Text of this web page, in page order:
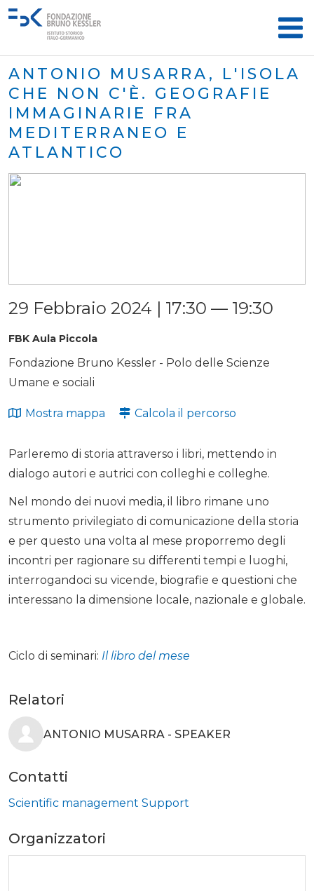
ANTONIO MUSARRA, L'ISOLA
CHE NON C'È. GEOGRAFIE
IMMAGINARIE FRA
MEDITERRANEO E
ATLANTICO
29 Febbraio 2024 | 17:30 — 19:30
FBK Aula Piccola
Fondazione Bruno Kessler - Polo delle Scienze
Umane e sociali
Mostra mappa Calcola il percorso
Parleremo di storia attraverso i libri, mettendo in
dialogo autori e autrici con colleghi e colleghe.
Nel mondo dei nuovi media, il libro rimane uno
strumento privilegiato di comunicazione della storia
e per questo una volta al mese proporremo degli
incontri per ragionare su differenti tempi e luoghi,
interrogandoci su vicende, biografie e questioni che
interessano la dimensione locale, nazionale e globale.
Ciclo di seminari: Il libro del mese
Relatori
ANTONIO MUSARRA - SPEAKER
Contatti
Scientific management Support
Organizzatori